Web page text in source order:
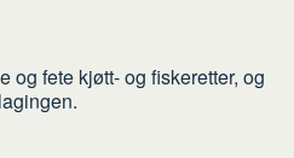
og fete kjøtt- og fiskeretter, og